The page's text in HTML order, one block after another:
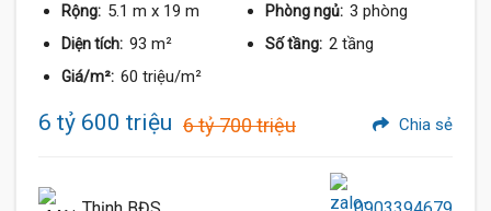
Rộng: 5.1 m x 19 m Phòng ngủ: 3 phòng
Diện tích: 93 m² Số tầng: 2 tầng
Giá/m²: 60 triệu/m²
6 tỷ 600 triệu 6 tỷ 700 triệu Chia sẻ